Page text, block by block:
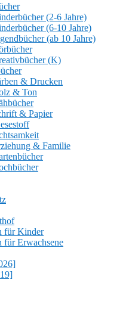
(2-6 Jahre)
(6-10 Jahre)
(ab 10 Jahre)
(K)
& Drucken
& Ton
& Papier
& Familie
für Kinder
für Erwachsene